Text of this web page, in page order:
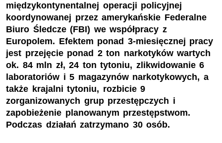
międzykontynentalnej operacji policyjnej
koordynowanej przez amerykańskie Federalne
Biuro Śledcze (FBI) we współpracy z
Europolem. Efektem ponad 3-miesięcznej pracy
jest przejęcie ponad 2 ton narkotyków wartych
ok. 84 mln zł, 24 ton tytoniu, zlikwidowanie 6
laboratoriów i 5 magazynów narkotykowych, a
także krajalni tytoniu, rozbicie 9
zorganizowanych grup przestępczych i
zapobieżenie planowanym przestępstwom.
Podczas działań zatrzymano 30 osób.